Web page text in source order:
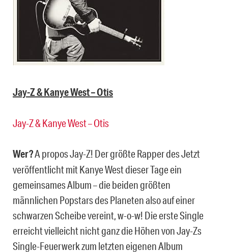
Jay-Z & Kanye West – Otis
Jay-Z & Kanye West – Otis
Wer?A propos Jay-Z! Der größte Rapper des Jetzt
veröffentlicht mit Kanye West dieser Tage ein
gemeinsames Album – die beiden größten
männlichen Popstars des Planeten also auf einer
schwarzen Scheibe vereint, w-o-w! Die erste Single
erreicht vielleicht nicht ganz die Höhen von Jay-Zs
Single-Feuerwerk zum letzten eigenen Album